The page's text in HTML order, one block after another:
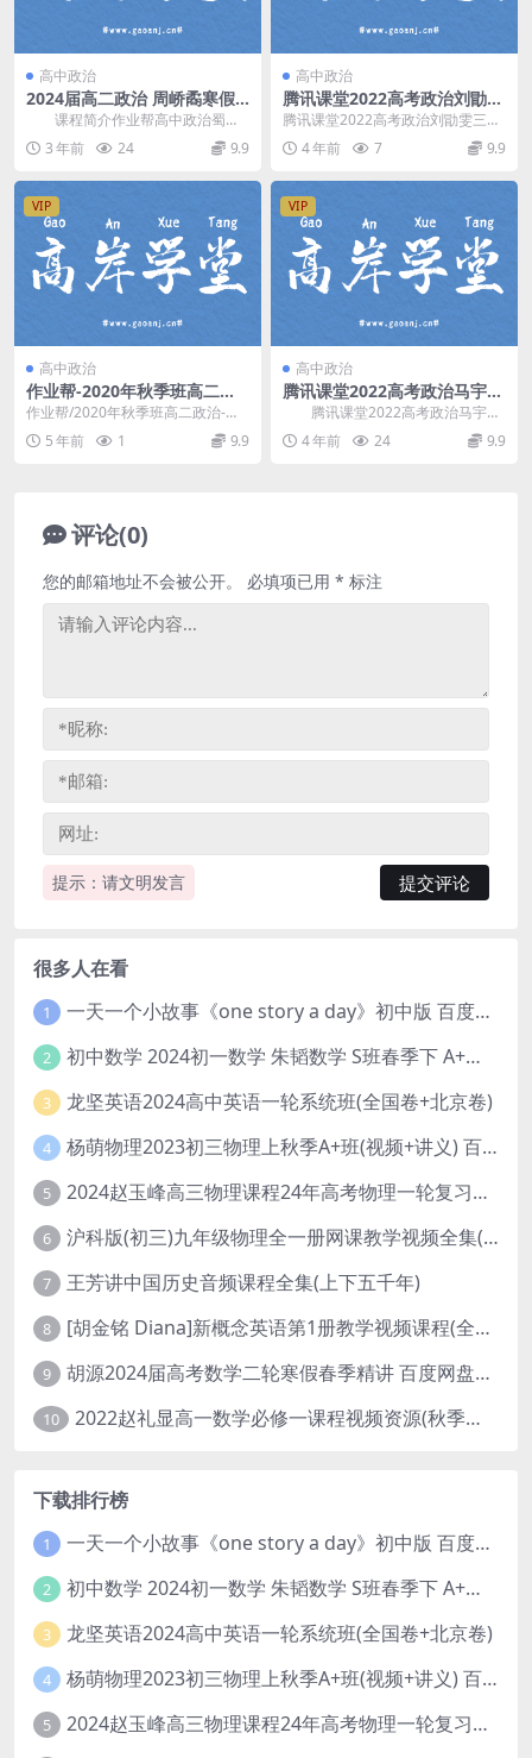
高中政治
2024届高二政治 周峤矞寒假
班+秦琳春季班合集(全国通用)
课程简介作业帮高中政治蜀将
周峤矞 和 秦琳讲课，2024届高二
政治下学期寒春...
3 年前 24 9.9
高中政治
腾讯课堂2022高考政治刘勖雯
三轮套卷批改班 百度网盘分享
腾讯课堂2022高考政治刘勖雯三轮
套卷批改班，百度网盘高考政治复
习课程9.36G...
4 年前 7 9.9
VIP
高中政治
​作业帮-2020年秋季班高二政
治-周峤矞-长期班（10.73高清
视频）百度云
作业帮/2020年秋季班高二政治-周_
峤-矞-长期班/├──2020年秋季班高
三...5 年前 1 9.9
VIP
高中政治
腾讯课堂2022高考政治马宇轩
三轮点题班 百度网盘分享
腾讯课堂2022高考政治马宇轩
三轮点题班，百度网盘分享高考政
治课程3.10G...
4 年前 24 9.9
评论(0)
提示：请文明发言
您的邮箱地址不会被公开。 必填项已用 * 标注
很多人在看
1 一天一个小故事《one story a day》初中版 百度网盘分享下载
2 初中数学 2024初一数学 朱韬数学 S班春季下 A+班春季下 百度云网盘
3 龙坚英语2024高中英语一轮系统班(全国卷+北京卷)
4 杨萌物理2023初三物理上秋季A+班(视频+讲义) 百度网盘分享
5 2024赵玉峰高三物理课程24年高考物理一轮复习网课教程
6 沪科版(初三)九年级物理全一册网课教学视频全集(录播版 杜春雨 66讲)
7 王芳讲中国历史音频课程全集(上下五千年)
8 [胡金铭 Diana]新概念英语第1册教学视频课程(全集 百度网盘下载)
9 胡源2024届高考数学二轮寒假春季精讲 百度网盘分享
10 2022赵礼显高一数学必修一课程视频资源(秋季班 含讲义)百度网盘云
下载排行榜
1 一天一个小故事《one story a day》初中版 百度网盘分享下载
2 初中数学 2024初一数学 朱韬数学 S班春季下 A+班春季下 百度云网盘
3 龙坚英语2024高中英语一轮系统班(全国卷+北京卷)
4 杨萌物理2023初三物理上秋季A+班(视频+讲义) 百度网盘分享
5
2024赵玉峰高三物理课程24年高考物理一轮复习网课教程